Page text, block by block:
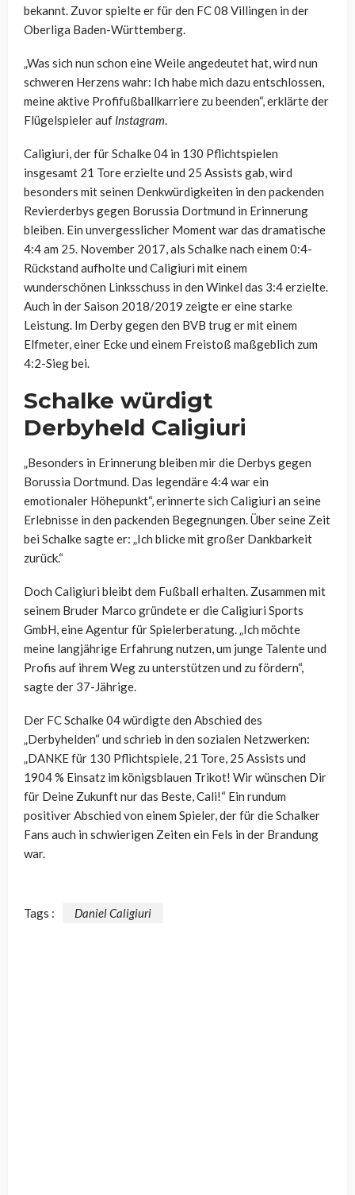
bekannt. Zuvor spielte er für den FC 08 Villingen in der
Oberliga Baden-Württemberg.
„Was sich nun schon eine Weile angedeutet hat, wird nun
schweren Herzens wahr: Ich habe mich dazu entschlossen,
meine aktive Profifußballkarriere zu beenden“, erklärte der
Flügelspieler auf Instagram.
Caligiuri, der für Schalke 04 in 130 Pflichtspielen
insgesamt 21 Tore erzielte und 25 Assists gab, wird
besonders mit seinen Denkwürdigkeiten in den packenden
Revierderbys gegen Borussia Dortmund in Erinnerung
bleiben. Ein unvergesslicher Moment war das dramatische
4:4 am 25. November 2017, als Schalke nach einem 0:4-
Rückstand aufholte und Caligiuri mit einem
wunderschönen Linksschuss in den Winkel das 3:4 erzielte.
Auch in der Saison 2018/2019 zeigte er eine starke
Leistung. Im Derby gegen den BVB trug er mit einem
Elfmeter, einer Ecke und einem Freistoß maßgeblich zum
4:2-Sieg bei.
Schalke würdigt
Derbyheld Caligiuri
„Besonders in Erinnerung bleiben mir die Derbys gegen
Borussia Dortmund. Das legendäre 4:4 war ein
emotionaler Höhepunkt“, erinnerte sich Caligiuri an seine
Erlebnisse in den packenden Begegnungen. Über seine Zeit
bei Schalke sagte er: „Ich blicke mit großer Dankbarkeit
zurück.“
Doch Caligiuri bleibt dem Fußball erhalten. Zusammen mit
seinem Bruder Marco gründete er die Caligiuri Sports
GmbH, eine Agentur für Spielerberatung. „Ich möchte
meine langjährige Erfahrung nutzen, um junge Talente und
Profis auf ihrem Weg zu unterstützen und zu fördern“,
sagte der 37-Jährige.
Der FC Schalke 04 würdigte den Abschied des
„Derbyhelden“ und schrieb in den sozialen Netzwerken:
„DANKE für 130 Pflichtspiele, 21 Tore, 25 Assists und
1904 % Einsatz im königsblauen Trikot! Wir wünschen Dir
für Deine Zukunft nur das Beste, Cali!“ Ein rundum
positiver Abschied von einem Spieler, der für die Schalker
Fans auch in schwierigen Zeiten ein Fels in der Brandung
war.
Tags : Daniel Caligiuri